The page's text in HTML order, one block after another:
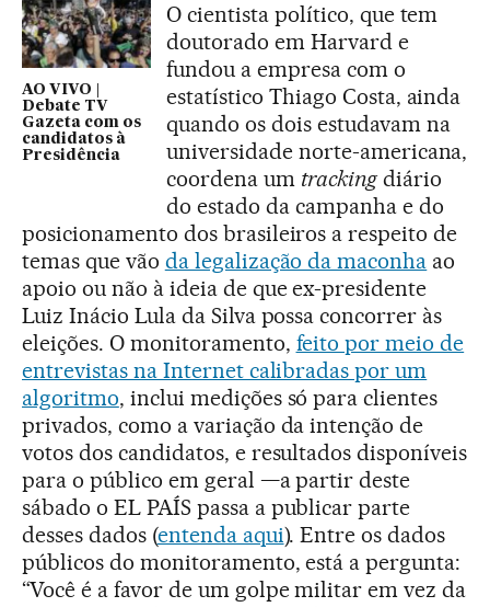
AO VIVO |
Debate TV
Gazeta com os
candidatos à
Presidência
O cientista político, que tem
doutorado em Harvard e
fundou a empresa com o
estatístico Thiago Costa, ainda
quando os dois estudavam na
universidade norte-americana,
coordena um trackingdiário
do estado da campanha e do
posicionamento dos brasileiros a respeito de
temas que vão da legalização da maconha ao
apoio ou não à ideia de que ex-presidente
Luiz Inácio Lula da Silva possa concorrer às
eleições. O monitoramento, feito por meio de
entrevistas na Internet calibradas por um
algoritmo, inclui medições só para clientes
privados, como a variação da intenção de
votos dos candidatos, e resultados disponíveis
para o público em geral —a partir deste
sábado o EL PAÍS passa a publicar parte
desses dados (entenda aqui). Entre os dados
públicos do monitoramento, está a pergunta:
“Você é a favor de um golpe militar em vez da